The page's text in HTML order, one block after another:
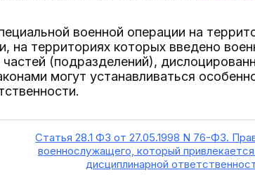
военной операции на
на территориях которых введено
(подразделений),
могут устанавливаться
Статья 28.1 ФЗ от 27.05.1998 N 76-ФЗ.
военнослужащего, который
дисциплинарной